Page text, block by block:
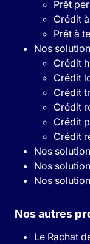
Prêt
Crédit
Prêt à
Nos
Crédit
Crédit
Crédit
Crédit
Crédit
Crédit
Nos
Nos
Nos
Nos autres
Le Rachat